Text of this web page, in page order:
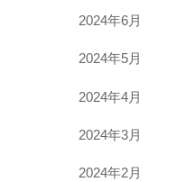
2024年6月
2024年5月
2024年4月
2024年3月
2024年2月